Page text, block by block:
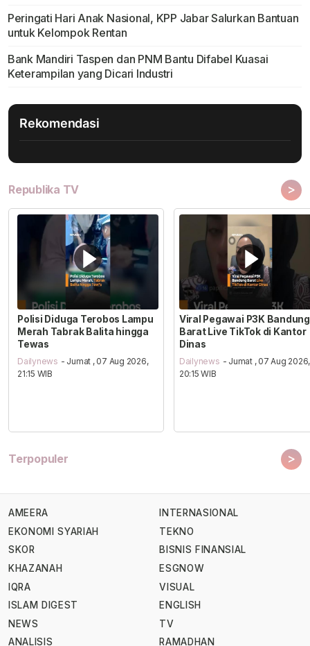
Peringati Hari Anak Nasional, KPP Jabar Salurkan Bantuan
untuk Kelompok Rentan
Bank Mandiri Taspen dan PNM Bantu Difabel Kuasai
Keterampilan yang Dicari Industri
Rekomendasi
Republika TV >
Polisi Diduga Terobos Lampu
Merah Tabrak Balita hingga
Tewas
Dailynews - Jumat , 07 Aug 2026,
21:15 WIB
Viral Pegawai P3K Bandung
Barat Live TikTok di Kantor
Dinas
Dailynews - Jumat , 07 Aug 2026,
20:15 WIB
Terpopuler >
AMEERA
EKONOMI SYARIAH
SKOR
KHAZANAH
IQRA
ISLAM DIGEST
NEWS
ANALISIS
INTERNASIONAL
TEKNO
BISNIS FINANSIAL
ESGNOW
VISUAL
ENGLISH
TV
RAMADHAN